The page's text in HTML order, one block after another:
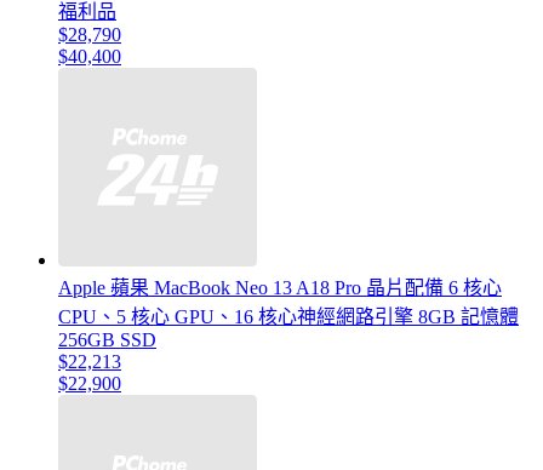
福利品
$28,790
$40,400
Apple 蘋果 MacBook Neo 13 A18 Pro 晶片配備 6 核心
CPU、5 核心 GPU、16 核心神經網路引擎 8GB 記憶體
256GB SSD
$22,213
$22,900